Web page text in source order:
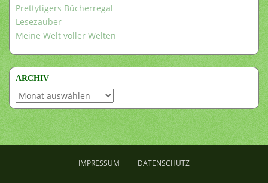
Prettytigers Bücherregal
Lesezauber
Meine Welt voller Welten
ARCHIV
Archiv
IMPRESSUM DATENSCHUTZ